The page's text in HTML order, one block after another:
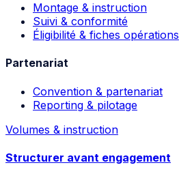
Montage & instruction
Suivi & conformité
Éligibilité & fiches opérations
Partenariat
Convention & partenariat
Reporting & pilotage
Volumes & instruction
Structurer avant engagement